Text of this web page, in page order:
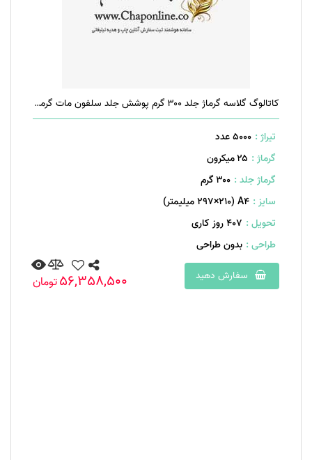
کاتالوگ گلاسه گرماژ جلد ۳۰۰ گرم پوشش جلد سلفون مات گرماژ داخل ۱۷۰ گرم ۲۰ صفحه منگنه تخت
تیراژ : 5000 عدد
گرماژ : ۲۵ میکرون
گرماژ جلد : ۳۰۰ گرم
سایز : A۴ (۲۹۷×۲۱۰ میلیمتر)
تحویل : 407 روز کاری
طراحی : بدون طراحی
سفارش دهید
56,358,500تومان